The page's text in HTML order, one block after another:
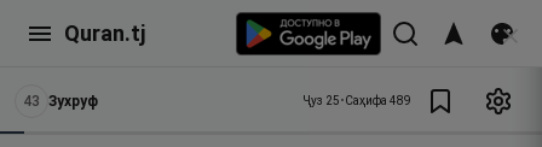
Quran.tj
43 Зухруф Ҷуз 25•Саҳифа 489